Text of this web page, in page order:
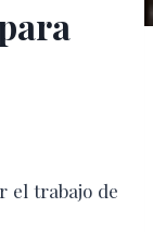
el trabajo de